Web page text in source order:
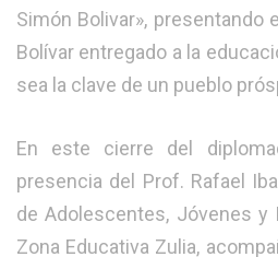
Simón Bolivar», presentando
Bolívar entregado a la
sea la clave de un pueblo
En este cierre del
presencia del Prof. Rafael
de Adolescentes, Jóvenes y
Zona Educativa Zulia,